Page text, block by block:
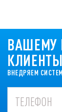
ВАШЕМУ
ВНЕДРЯЕМ